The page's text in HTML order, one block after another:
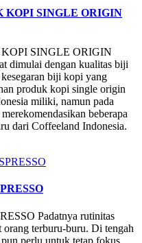
KOPI SINGLE ORIGIN
SINGLE ORIGIN
dengan kualitas biji
biji kopi yang
produk kopi single origin
miliki, namun pada
beberapa
dari Coffeeland Indonesia.
Padatnya rutinitas
orang terburu-buru. Di tengah
perlu untuk tetap fokus